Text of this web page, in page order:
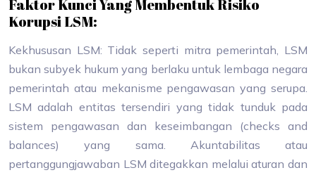
Faktor Kunci Yang Membentuk Risiko
Korupsi LSM:
Kekhususan LSM: Tidak seperti mitra pemerintah, LSM
bukan subyek hukum yang berlaku untuk lembaga negara
pemerintah atau mekanisme pengawasan yang serupa.
LSM adalah entitas tersendiri yang tidak tunduk pada
sistem pengawasan dan keseimbangan (checks and
balances) yang sama. Akuntabilitas atau
pertanggungjawaban LSM ditegakkan melalui aturan dan